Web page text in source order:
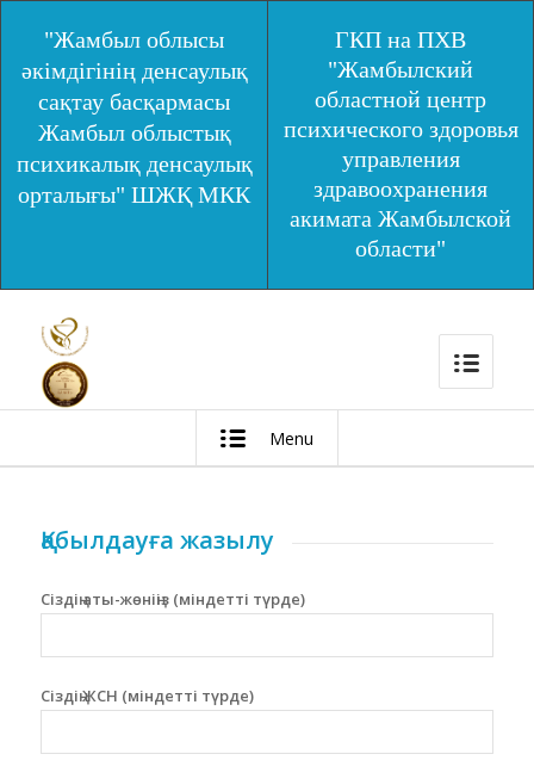
"Жамбыл облысы
әкімдігінің денсаулық
сақтау басқармасы
Жамбыл облыстық
психикалық денсаулық
орталығы" ШЖҚ МКК
ГКП на ПХВ
"Жамбылский
областной центр
психического здоровья
управления
здравоохранения
акимата Жамбылской
области"
Menu
Қабылдауға жазылу
Сіздің аты-жөніңіз (міндетті түрде)
Сіздің ЖСН (міндетті түрде)